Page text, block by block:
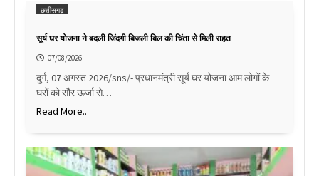
छत्तीसगढ़
सूर्य घर योजना ने बदली जिंदगी बिजली बिल की चिंता से मिली राहत
07/08/2026
दुर्ग, 07 अगस्त 2026/sns/- प्रधानमंत्री सूर्य घर योजना आम लोगों के
घरों को सौर ऊर्जा से…
Read More..